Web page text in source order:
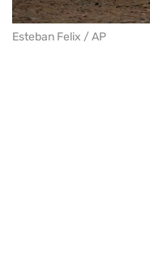
Esteban Felix / AP